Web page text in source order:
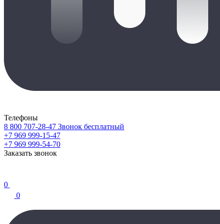
Телефоны
8 800 707-28-47 Звонок бесплатный
+7 969 999-15-47
+7 969 999-54-70
Заказать звонок
0
0